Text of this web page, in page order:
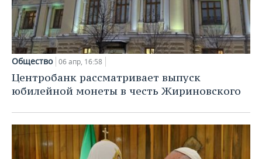
Общество 06 апр, 16:58
Центробанк рассматривает выпуск
юбилейной монеты в честь Жириновского